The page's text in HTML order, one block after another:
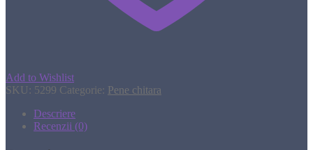
Add to Wishlist
SKU: 5299 Categorie: Pene chitara
Descriere
Recenzii (0)